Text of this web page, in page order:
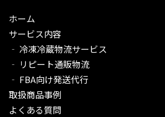
ホーム
サービス内容
‐ 冷凍冷蔵物流サービス
‐ リピート通販物流
‐ FBA向け発送代行
取扱商品事例
よくある質問